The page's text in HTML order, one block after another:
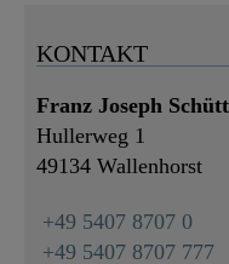
KONTAKT
Franz Joseph
Hullerweg 1
49134 Wallenhorst
+49 5407 8707 0
+49 5407 8707 777